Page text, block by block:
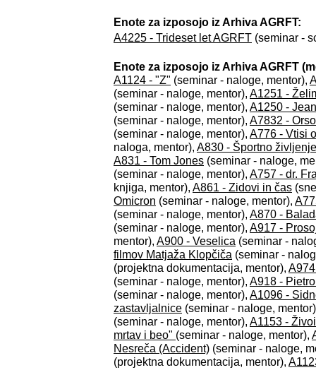
Enote za izposojo iz Arhiva AGRFT:
A4225 - Trideset let AGRFT (seminar -
Enote za izposojo iz Arhiva AGRFT
A1124 - "Z" (seminar - naloge, mentor),
(seminar - naloge, mentor), A1251 -
(seminar - naloge, mentor), A1250 -
(seminar - naloge, mentor), A7832 -
(seminar - naloge, mentor), A776 - Vtisi
naloga, mentor), A830 - Športno življenje
A831 - Tom Jones (seminar - naloge,
(seminar - naloge, mentor), A757 - dr.
knjiga, mentor), A861 - Zidovi in čas
Omicron (seminar - naloge, mentor),
(seminar - naloge, mentor), A870 -
(seminar - naloge, mentor), A917 -
mentor), A900 - Veselica (seminar -
filmov Matjaža Klopčiča (seminar -
(projektna dokumentacija, mentor),
(seminar - naloge, mentor), A918 -
(seminar - naloge, mentor), A1096 -
zastavljalnice (seminar - naloge,
(seminar - naloge, mentor), A1153 -
mrtav i beo" (seminar - naloge, mentor),
Nesreča (Accident) (seminar - naloge,
(projektna dokumentacija, mentor),